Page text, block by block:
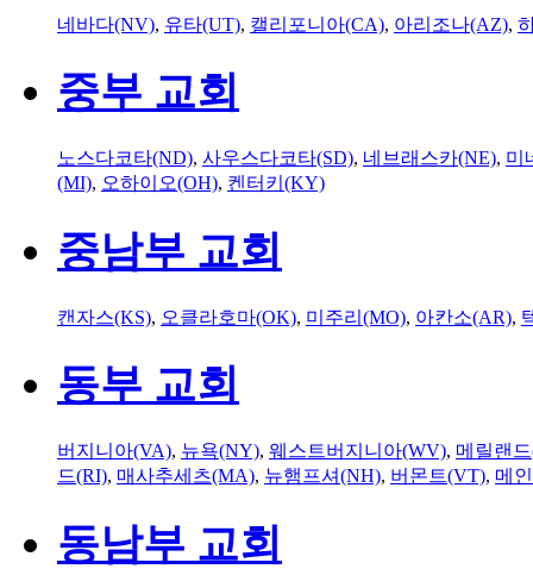
네바다(NV), 유타(UT), 캘리포니아(CA), 아리조나(AZ),
중부 교회
노스다코타(ND), 사우스다코타(SD), 네브래스카(NE), 미
(MI), 오하이오(OH), 켄터키(KY)
중남부 교회
캔자스(KS), 오클라호마(OK), 미주리(MO), 아칸소(AR),
동부 교회
버지니아(VA), 뉴욕(NY), 웨스트버지니아(WV), 메릴랜
드(RI), 매사추세츠(MA), 뉴햄프셔(NH), 버몬트(VT), 메
동남부 교회